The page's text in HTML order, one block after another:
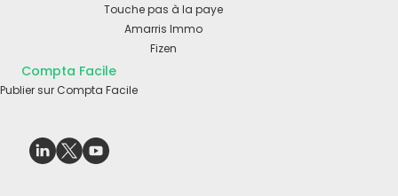
Touche pas à la paye
Amarris Immo
Fizen
Compta Facile
Publier sur Compta Facile